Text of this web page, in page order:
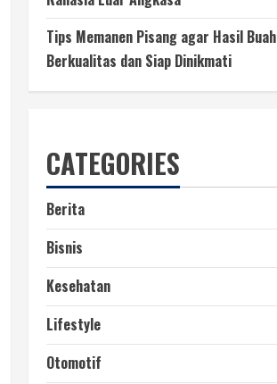
Tips Memanen Pisang agar Hasil Buah
Berkualitas dan Siap Dinikmati
CATEGORIES
Berita
Bisnis
Kesehatan
Lifestyle
Otomotif